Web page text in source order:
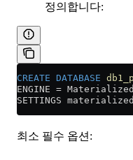
정의합니다:
CREATE DATABASE
ENGINE =
SETTINGS
최소 필수 옵션: